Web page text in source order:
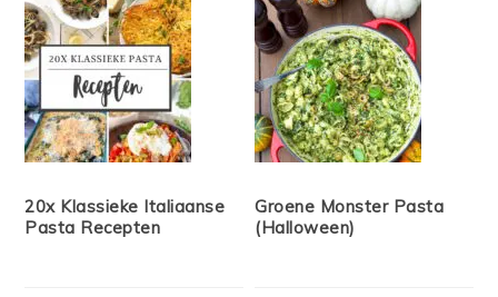
20x Klassieke Italiaanse
Pasta Recepten
Groene Monster Pasta
(Halloween)